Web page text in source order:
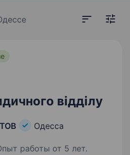
відділу
Одесса
работы от 5 лет.